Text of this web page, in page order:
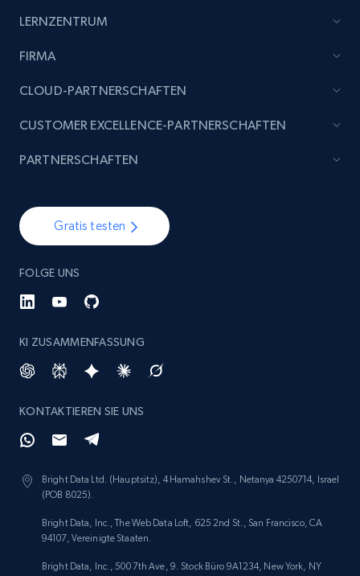
LERNZENTRUM
FIRMA
Gratis testen
FOLGE UNS
KI ZUSAMMENFASSUNG
KONTAKTIEREN SIE UNS
Bright Data Ltd. (Hauptsitz), 4 Hamahshev St., Netanya 4250714, Israel
(POB 8025).
Bright Data, Inc., The Web Data Loft, 625 2nd St., San Francisco, CA
94107, Vereinigte Staaten.
Bright Data, Inc., 500 7th Ave, 9. Stock Büro 9A1234, New York, NY
CLOUD-PARTNERSCHAFTEN
CUSTOMER EXCELLENCE-PARTNERSCHAFTEN
PARTNERSCHAFTEN